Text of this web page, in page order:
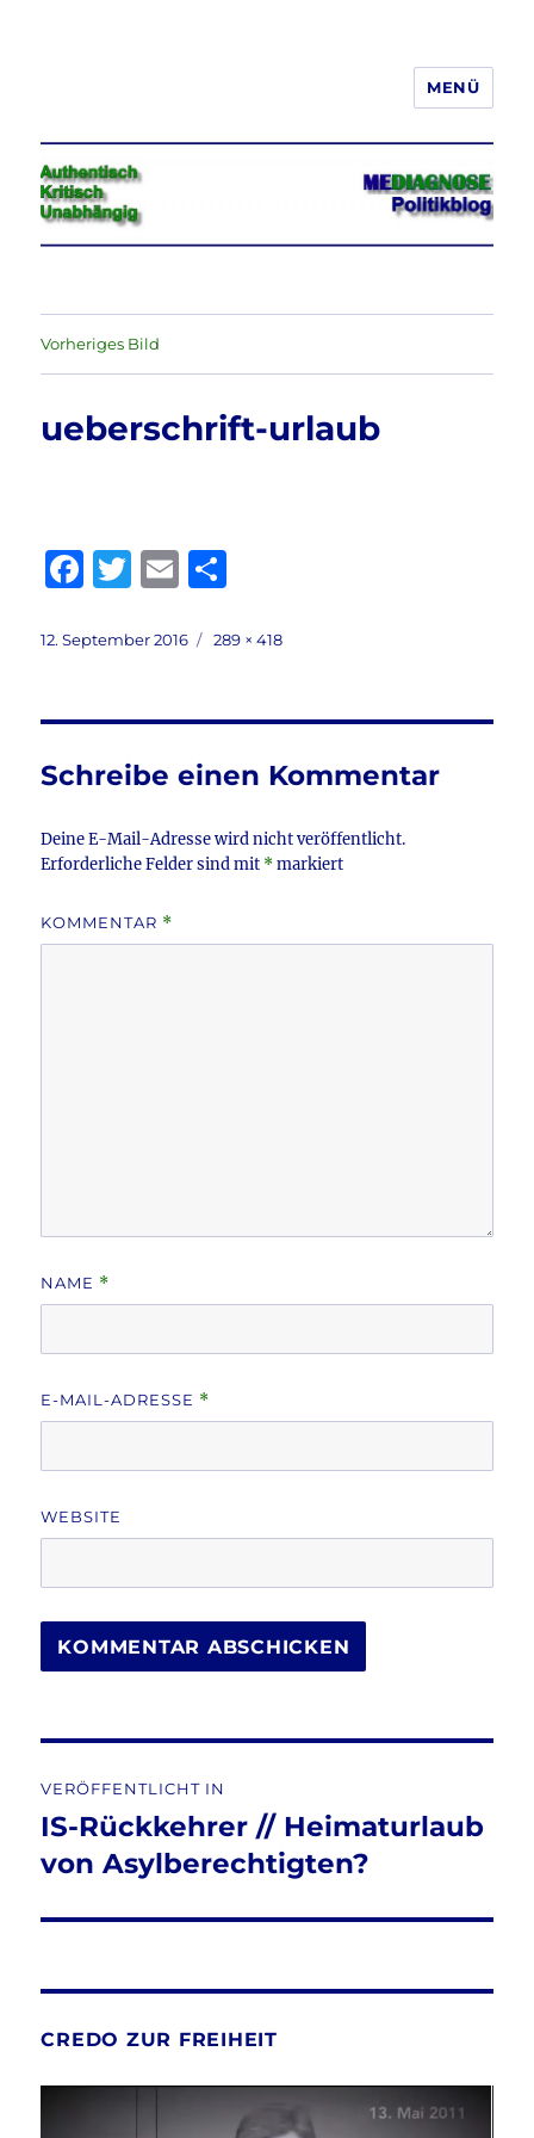
Jeder hat das Recht, seine
Meinung in Wort, Schrift und Bild
frei zu äußern und zu verbreiten
MENÜ
Vorheriges Bild
ueberschrift-urlaub
F
c
b
o
o
k
T
it
r
E
ai le
Veröffentlicht
12. September 2016
Volle
289 × 418
Schreibe einen Kommentar
Deine E-Mail-Adresse wird nicht veröffentlicht.
Erforderliche Felder sind mit *markiert
KOMMENTAR *
NAME *
E-MAIL-ADRESSE *
WEBSITE
VERÖFFENTLICHT IN
IS-Rückkehrer // Heimaturlaub
von Asylberechtigten?
CREDO ZUR FREIHEIT